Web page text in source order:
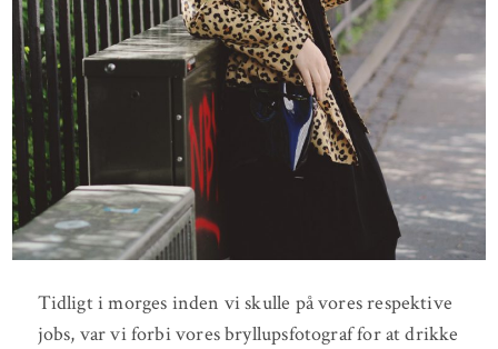
Tidligt i morges inden vi skulle på vores respektive
jobs, var vi forbi vores bryllupsfotograf for at drikke